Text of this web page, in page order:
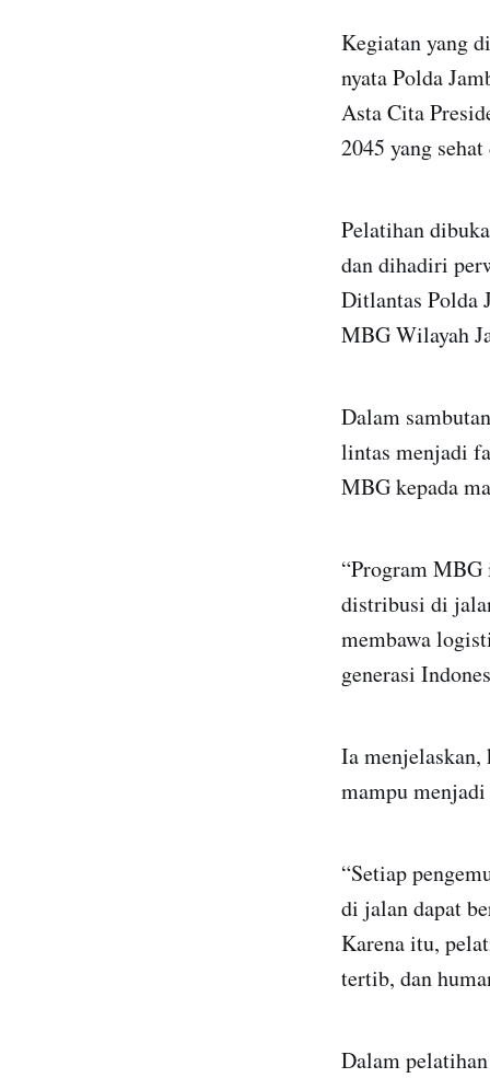
Kegiatan yang
nyata Polda
Asta Cita
2045 yang
Pelatihan
dan dihadiri
Ditlantas Polda
MBG Wilayah
Dalam
lintas menjadi
MBG kepada
“Program MBG
distribusi di
membawa
generasi
Ia
mampu
“Setiap
di jalan dapat
Karena itu,
tertib, dan
Dalam